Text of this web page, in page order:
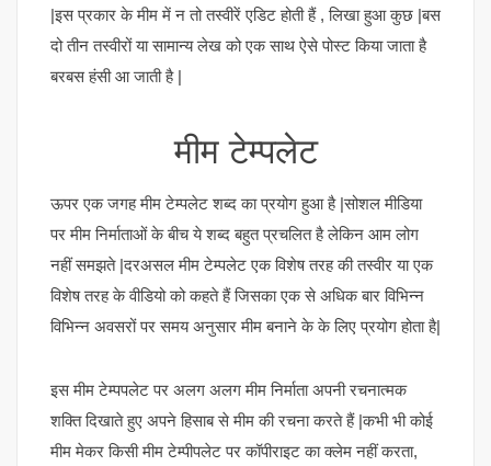
|इस प्रकार के मीम में न तो तस्वीरें एडिट होती हैं , लिखा हुआ कुछ |बस
दो तीन तस्वीरों या सामान्य लेख को एक साथ ऐसे पोस्ट किया जाता है
बरबस हंसी आ जाती है |
मीम टेम्पलेट
ऊपर एक जगह मीम टेम्पलेट शब्द का प्रयोग हुआ है |सोशल मीडिया
पर मीम निर्माताओं के बीच ये शब्द बहुत प्रचलित है लेकिन आम लोग
नहीं समझते |दरअसल मीम टेम्पलेट एक विशेष तरह की तस्वीर या एक
विशेष तरह के वीडियो को कहते हैं जिसका एक से अधिक बार विभिन्न
विभिन्न अवसरों पर समय अनुसार मीम बनाने के के लिए प्रयोग होता है|
इस मीम टेम्पपलेट पर अलग अलग मीम निर्माता अपनी रचनात्मक
शक्ति दिखाते हुए अपने हिसाब से मीम की रचना करते हैं |कभी भी कोई
मीम मेकर किसी मीम टेम्पीपलेट पर कॉपीराइट का क्लेम नहीं करता,